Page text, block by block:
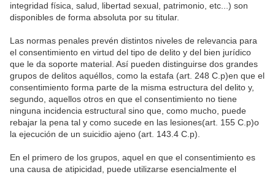
integridad física, salud, libertad sexual, patrimonio, etc...) son
disponibles de forma absoluta por su titular.
Las normas penales prevén distintos niveles de relevancia para
el consentimiento en virtud del tipo de delito y del bien jurídico
que le da soporte material. Así pueden distinguirse dos grandes
grupos de delitos aquéllos, como la estafa (art. 248 C.p)en que el
consentimiento forma parte de la misma estructura del delito y,
segundo, aquellos otros en que el consentimiento no tiene
ninguna incidencia estructural sino que, como mucho, puede
rebajar la pena tal y como sucede en las lesiones(art. 155 C.p)o
la ejecución de un suicidio ajeno (art. 143.4 C.p).
En el primero de los grupos, aquel en que el consentimiento es
una causa de atipicidad, puede utilizarse esencialmente el